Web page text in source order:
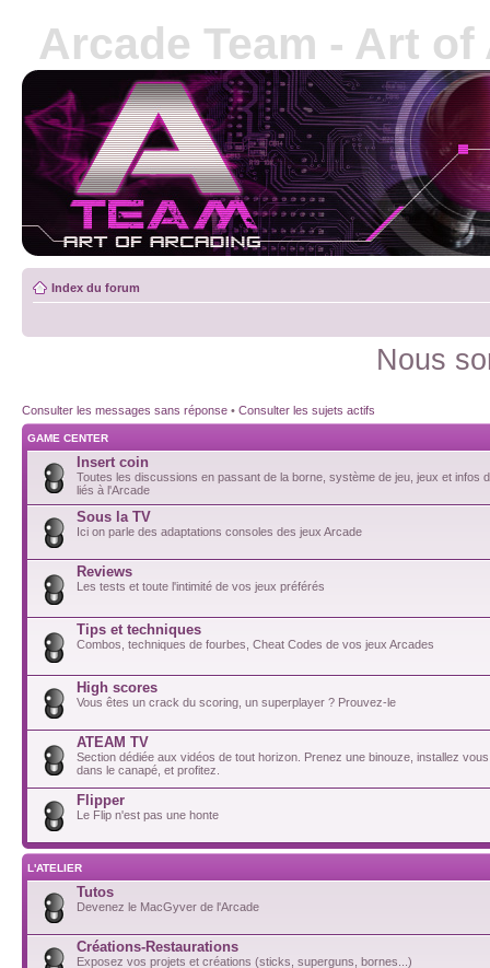
Arcade Team - Art
Index du forum
Nous
Consulter les messages sans réponse • Consulter les sujets actifs
GAME CENTER
Insert coin
Toutes les discussions en passant de la borne, système de jeu, jeux et infos
liés à l'Arcade
Sous la TV
Ici on parle des adaptations consoles des jeux Arcade
Reviews
Les tests et toute l'intimité de vos jeux préférés
Tips et techniques
Combos, techniques de fourbes, Cheat Codes de vos jeux Arcades
High scores
Vous êtes un crack du scoring, un superplayer ? Prouvez-le
ATEAM TV
Section dédiée aux vidéos de tout horizon. Prenez une binouze, installez
dans le canapé, et profitez.
Flipper
Le Flip n'est pas une honte
L'ATELIER
Tutos
Devenez le MacGyver de l'Arcade
Créations-Restaurations
Exposez vos projets et créations (sticks, superguns, bornes...)